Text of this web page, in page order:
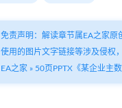
免责声明：解读章节属EA之家
使用的图片文字链接等涉及侵权
EA之家 » 50页PPTX《某企业主